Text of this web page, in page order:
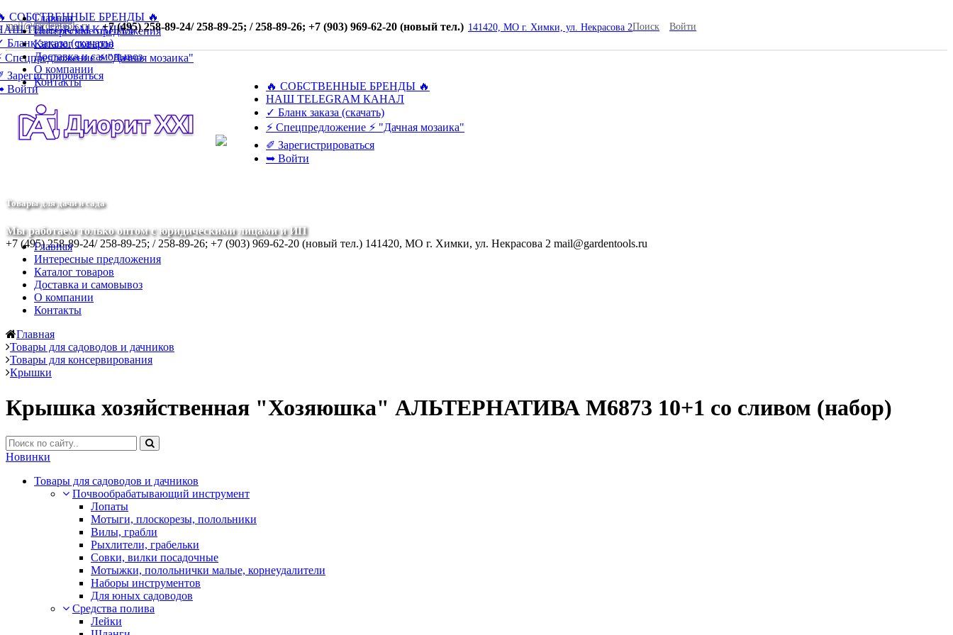
СОБСТВЕННЫЕ БРЕНДЫ 🔥
TELEGRAM КАНАЛ
Бланк заказа (скачать)
Спецпредложение ⚡ "Дачная мозаика"
Зарегистрироваться
Войти
Главная
Интересные предложения
Каталог товаров
Доставка и самовывоз
О компании
Контакты
mail@gardentools.ru +7 (495) 258-89-24/ 258-89-25; / 258-89-26; +7 (903) 969-62-20 (новый тел.) 141420, МО г. Химки, ул. Некрасова 2Поиск Войти
🔥 СОБСТВЕННЫЕ БРЕНДЫ 🔥
НАШ TELEGRAM КАНАЛ
✓ Бланк заказа (скачать)
⚡ Спецпредложение ⚡ "Дачная мозаика"
✐ Зарегистрироваться
➥ Войти
Товары для дачи и сада
Мы работаем только оптом с юридическими лицами и ИП
+7 (495) 258-89-24/ 258-89-25; / 258-89-26; +7 (903) 969-62-20 (новый тел.) 141420, МО г. Химки, ул. Некрасова 2 mail@gardentools.ru
Главная
Интересные предложения
Каталог товаров
Доставка и самовывоз
О компании
Контакты
Главная
Товары для садоводов и дачников
Товары для консервирования
Крышки
Крышка хозяйственная "Хозяюшка" АЛЬТЕРНАТИВА М6873 10+1 со сливом (набор)
Новинки
Товары для садоводов и дачников
Почвообрабатывающий инструмент
Лопаты
Мотыги, плоскорезы, полольники
Вилы, грабли
Рыхлители, грабельки
Совки, вилки посадочные
Мотыжки, полольнички малые, корнеудалители
Наборы инструментов
Для юных садоводов
Средства полива
Лейки